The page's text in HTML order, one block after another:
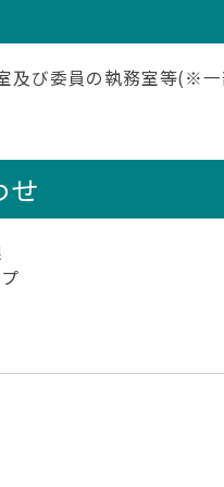
及び委員の執務室等(※
せ